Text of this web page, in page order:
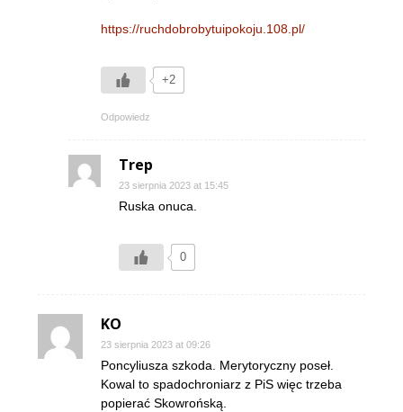
https://ruchdobrobytuipokoju.108.pl/
+2
Odpowiedz
Trep
23 sierpnia 2023 at 15:45
Ruska onuca.
0
KO
23 sierpnia 2023 at 09:26
Poncyliusza szkoda. Merytoryczny poseł.
Kowal to spadochroniarz z PiS więc trzeba
popierać Skowrońską.